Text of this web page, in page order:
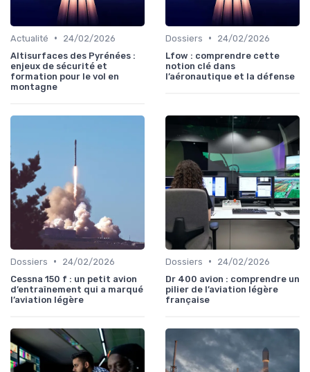
Actualité •
24/02/2026
Altisurfaces des Pyrénées :
enjeux de sécurité et
formation pour le vol en
montagne
Dossiers •
24/02/2026
Lfow : comprendre cette
notion clé dans
l’aéronautique et la défense
Dossiers •
24/02/2026
Cessna 150 f : un petit avion
d’entraînement qui a marqué
l’aviation légère
Dossiers •
24/02/2026
Dr 400 avion : comprendre un
pilier de l’aviation légère
française